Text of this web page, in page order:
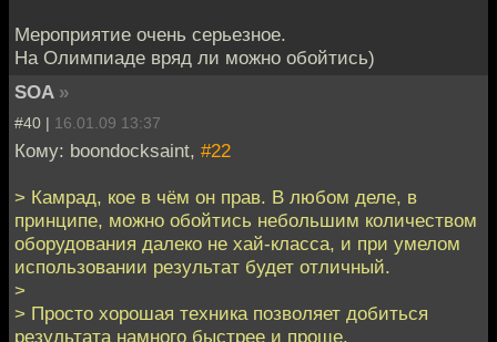
Мероприятие очень серьезное.
На Олимпиаде вряд ли можно обойтись)
SOA »
#40 | 16.01.09 13:37
Кому: boondocksaint, #22
> Камрад, кое в чём он прав. В любом деле, в
принципе, можно обойтись небольшим количеством
оборудования далеко не хай-класса, и при умелом
использовании результат будет отличный.
>
> Просто хорошая техника позволяет добиться
результата намного быстрее и проще.